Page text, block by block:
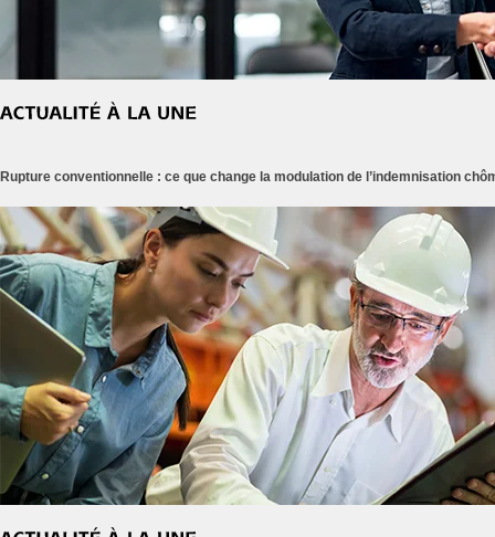
Rupture conventionnelle : ce que change la modulation de l’indemnisation